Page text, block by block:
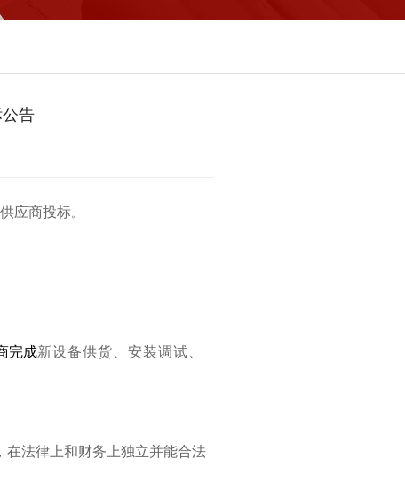
告
应商投标。
完成新设备供货、安装调试、
在法律上和财务上独立并能合法